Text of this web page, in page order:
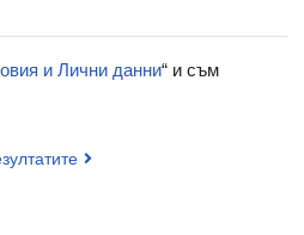
и Лични данни“ и съм